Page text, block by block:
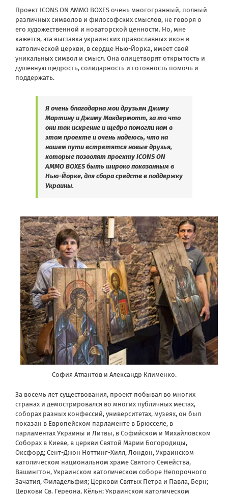
Проект ICONS ON AMMO BOXES очень многогранный, полный
различных символов и философских смыслов, не говоря о
его художественной и новаторской ценности. Но, мне
кажется, эта выставка украинских православных икон в
католической церкви, в сердце Нью-Йорка, имеет свой
уникальных символ и смысл. Она олицетворят открытость и
душевную щедрость, солидарность и готовность помочь и
поддержать.
Я очень благодарна мои друзьям Джиму
Мартину и Джиму Макдермотт, за то что
они так искренне и щедро помогли нам в
этом проекте и очень надеюсь, что на
нашем пути встретятся новые друзья,
которые позволят проекту ICONS ON
AMMO BOXES быть широко показанным в
Нью-Йорке, для сбора средств в поддержку
Украины.
София Атлантов и Александр Клименко.
За восемь лет существования, проект побывал во многих
странах и демострировался во многих публичных местах,
соборах разных конфессий, университетах, музеях, он был
показан в Европейском парламенте в Брюсселе, в
парламентах Украины и Литвы, в Софийском и Михайловском
Соборах в Киеве, в церкви Святой Марии Богородицы,
Оксфорд; Сент-Джон Ноттинг-Хилл, Лондон, Украинском
католическом национальном храме Святого Семейства,
Вашингтон, Украинском католическом соборе Непорочного
Зачатия, Филадельфия; Церкови Святых Петра и Павла, Берн;
Церкови Св. Гереона, Кёльн; Украинском католическом